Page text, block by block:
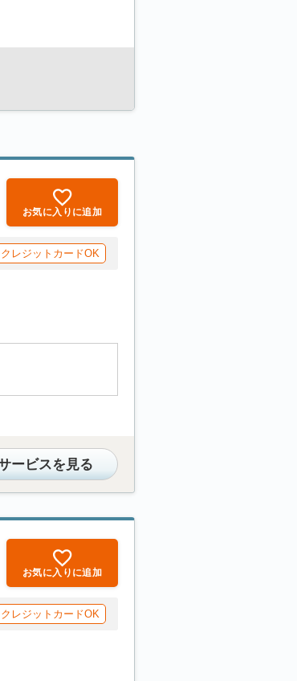
お気に入りに追加
クレジットカードOK
ービスを見る
お気に入りに追加
クレジットカードOK